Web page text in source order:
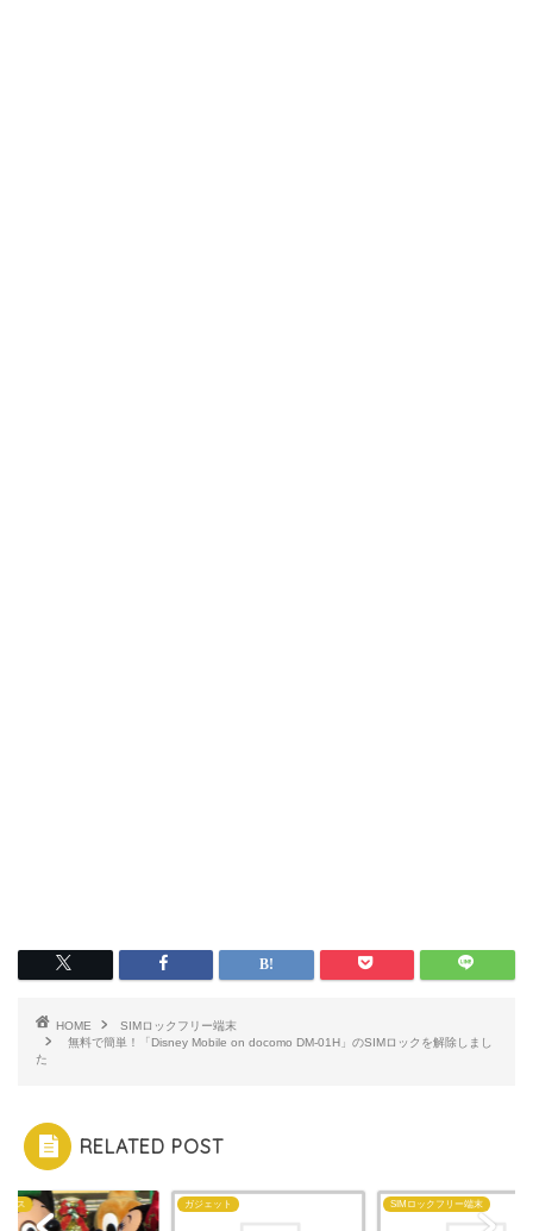
HOME
SIMロックフリー端末
無料で簡単！「Disney Mobile on docomo DM-01H」のSIMロックを解除しまし
た
RELATED POST
マス ガジェット SIMロックフリー端末